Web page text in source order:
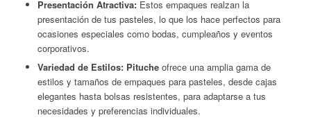
Presentación Atractiva:Estos empaques realzan la
presentación de tus pasteles, lo que los hace perfectos para
ocasiones especiales como bodas, cumpleaños y eventos
corporativos.
Variedad de Estilos: Pitucheofrece una amplia gama de
estilos y tamaños de empaques para pasteles, desde cajas
elegantes hasta bolsas resistentes, para adaptarse a tus
necesidades y preferencias individuales.